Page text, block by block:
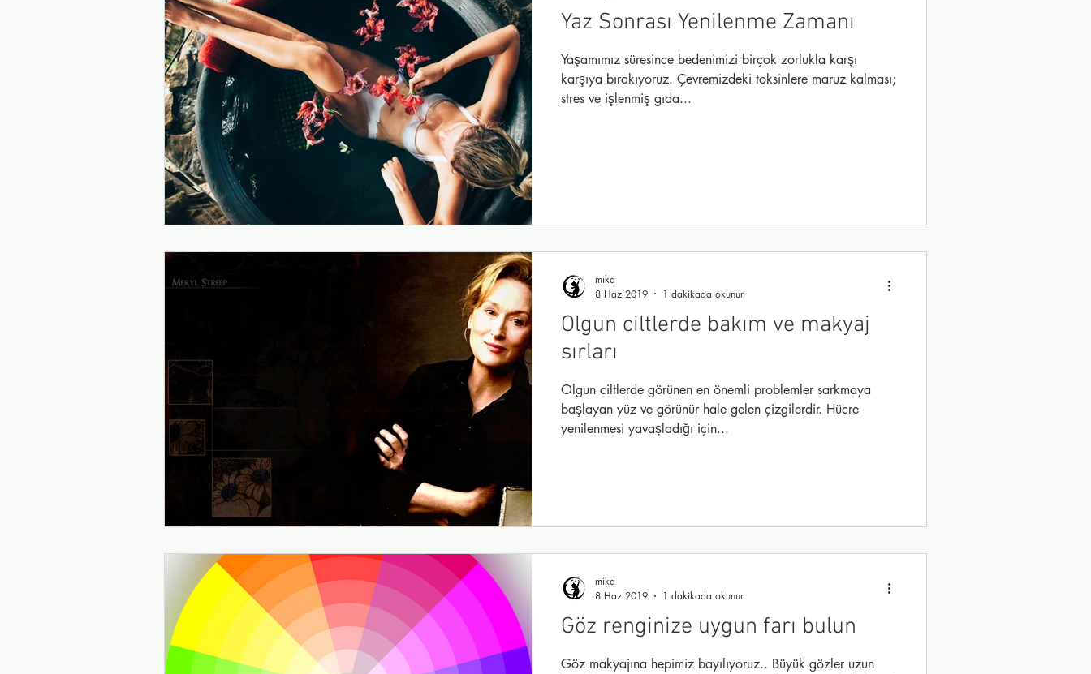
Yaz Sonrası Yenilenme Zamanı
Yaşamımız süresince bedenimizi birçok zorlukla karşı
karşıya bırakıyoruz. Çevremizdeki toksinlere maruz kalması;
stres ve işlenmiş gıda...
Olgun ciltlerde bakım ve makyaj
sırları
Olgun ciltlerde görünen en önemli problemler sarkmaya
başlayan yüz ve görünür hale gelen çizgilerdir. Hücre
yenilenmesi yavaşladığı için...
mika
8 Haz 2019
1 dakikada okunur
Göz renginize uygun farı bulun
Göz makyajına hepimiz bayılıyoruz.. Büyük gözler uzun
mika
8 Haz 2019
1 dakikada okunur